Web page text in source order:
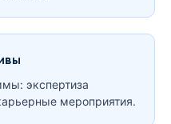
экспертиза
мероприятия.